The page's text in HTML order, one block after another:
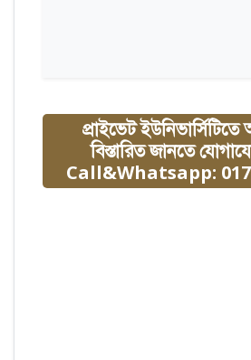
প্রাইভেট ইউনিভার্সিটিতে
বিস্তারিত জানতে
Call&Whatsapp: